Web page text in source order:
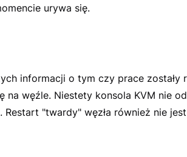
urywa się.
informacji o tym czy prace zostały
na węźle. Niestety konsola KVM nie
Restart "twardy" węzła również nie